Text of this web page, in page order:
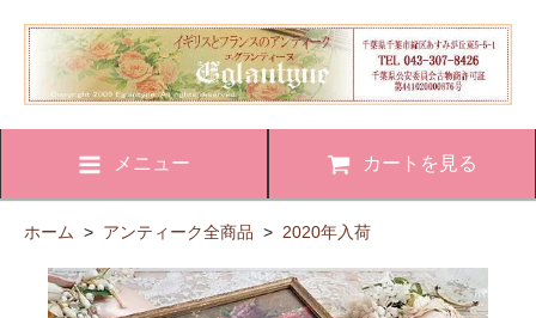
メニュー カートを見る
ホーム > アンティーク全商品 > 2020年入荷